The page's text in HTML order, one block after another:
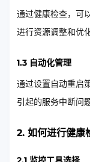
通过健康检查，可
进行资源调整和优
1.3 自动化管理
通过设置自动重启
引起的服务中断问
2. 如何进行健康